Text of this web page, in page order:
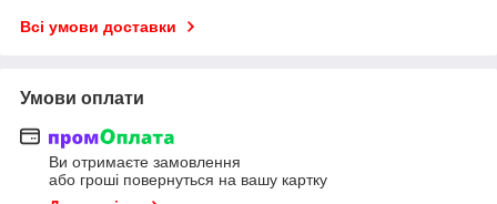
Всі умови доставки
Умови оплати
Ви отримаєте замовлення
або гроші повернуться на вашу картку